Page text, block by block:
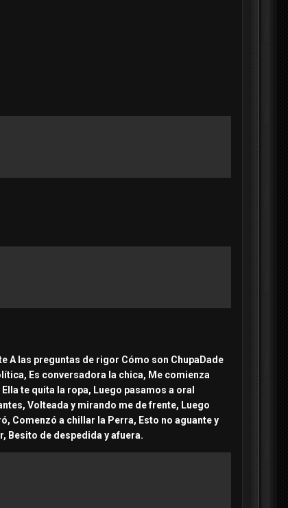
A las preguntas de rigor Cómo son ChupaDade
Es conversadora la chica, Me comienza
te quita la ropa, Luego pasamos a oral
Volteada y mirando me de frente, Luego
Comenzó a chillar la Perra, Esto no aguante y
Besito de despedida y afuera.